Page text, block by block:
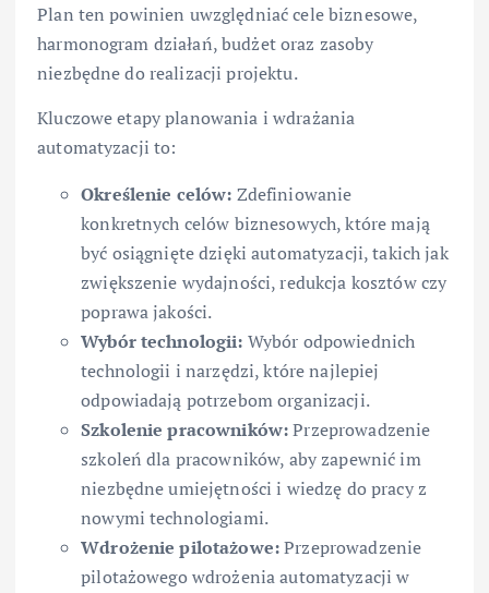
Plan ten powinien uwzględniać cele biznesowe,
harmonogram działań, budżet oraz zasoby
niezbędne do realizacji projektu.
Kluczowe etapy planowania i wdrażania
automatyzacji to:
Określenie celów: Zdefiniowanie
konkretnych celów biznesowych, które mają
być osiągnięte dzięki automatyzacji, takich jak
zwiększenie wydajności, redukcja kosztów czy
poprawa jakości.
Wybór technologii: Wybór odpowiednich
technologii i narzędzi, które najlepiej
odpowiadają potrzebom organizacji.
Szkolenie pracowników:Przeprowadzenie
szkoleń dla pracowników, aby zapewnić im
niezbędne umiejętności i wiedzę do pracy z
nowymi technologiami.
Wdrożenie pilotażowe:Przeprowadzenie
pilotażowego wdrożenia automatyzacji w